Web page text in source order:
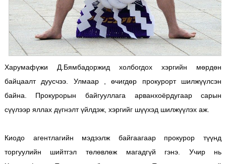
Харумафүжи Д.Бямбадоржид холбогдох хэргийн мөрдөн
байцаалт дуусчээ. Улмаар , өчигдөр прокурорт шилжүүлсэн
байна. Прокурорын байгууллага арванхоёрдугаар сарын
сүүлээр яллах дүгнэлт үйлдэж, хэргийг шүүхэд шилжүүлэх аж.
Киодо агентлагийн мэдээлж байгаагаар прокурор түүнд
торгуулийн шийтгэл төлөвлөж магадгүй гэнэ. Учир нь